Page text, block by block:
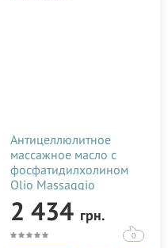
Антицеллюлитное
массажное масло с
фосфатидилхолином
Olio Massaggio
Trattamento Cellulite
500 мл
2 434 грн.
0